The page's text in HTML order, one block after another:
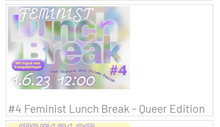
#4 Feminist Lunch Break - Queer Edition